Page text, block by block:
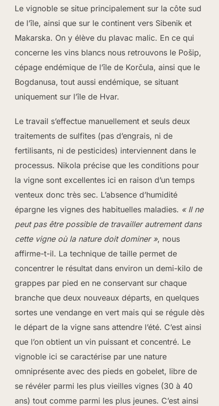
Le vignoble se situe principalement sur la côte sud
de l’île, ainsi que sur le continent vers Sibenik et
Makarska. On y élève du plavac malic. En ce qui
concerne les vins blancs nous retrouvons le Pošip,
cépage endémique de l’île de Korčula, ainsi que le
Bogdanusa, tout aussi endémique, se situant
uniquement sur l’île de Hvar.
Le travail s’effectue manuellement et seuls deux
traitements de sulfites (pas d’engrais, ni de
fertilisants, ni de pesticides) interviennent dans le
processus. Nikola précise que les conditions pour
la vigne sont excellentes ici en raison d’un temps
venteux donc très sec. L’absence d’humidité
épargne les vignes des habituelles maladies. « Il ne
peut pas être possible de travailler autrement dans
cette vigne où la nature doit dominer », nous
affirme-t-il. La technique de taille permet de
concentrer le résultat dans environ un demi-kilo de
grappes par pied en ne conservant sur chaque
branche que deux nouveaux départs, en quelques
sortes une vendange en vert mais qui se régule dès
le départ de la vigne sans attendre l’été. C’est ainsi
que l’on obtient un vin puissant et concentré. Le
vignoble ici se caractérise par une nature
omniprésente avec des pieds en gobelet, libre de
se révéler parmi les plus vieilles vignes (30 à 40
ans) tout comme parmi les plus jeunes. C’est ainsi